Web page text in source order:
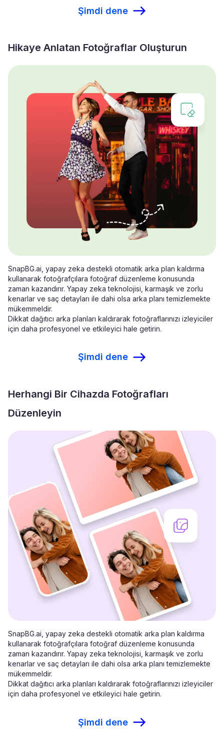
Şimdi dene
Hikaye Anlatan Fotoğraflar Oluşturun
SnapBG.ai, yapay zeka destekli otomatik arka plan kaldırma
kullanarak fotoğrafçılara fotoğraf düzenleme konusunda
zaman kazandırır. Yapay zeka teknolojisi, karmaşık ve zorlu
kenarlar ve saç detayları ile dahi olsa arka planı temizlemekte
mükemmeldir.
Dikkat dağıtıcı arka planları kaldırarak fotoğraflarınızı izleyiciler
için daha profesyonel ve etkileyici hale getirin.
Şimdi dene
Herhangi Bir Cihazda Fotoğrafları
Düzenleyin
SnapBG.ai, yapay zeka destekli otomatik arka plan kaldırma
kullanarak fotoğrafçılara fotoğraf düzenleme konusunda
zaman kazandırır. Yapay zeka teknolojisi, karmaşık ve zorlu
kenarlar ve saç detayları ile dahi olsa arka planı temizlemekte
mükemmeldir.
Dikkat dağıtıcı arka planları kaldırarak fotoğraflarınızı izleyiciler
için daha profesyonel ve etkileyici hale getirin.
Şimdi dene